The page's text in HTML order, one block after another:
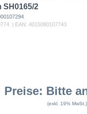
SH0165/2
| EAN: 4015080107743
Preise: Bitte
(exkl. 19% MwSt.)